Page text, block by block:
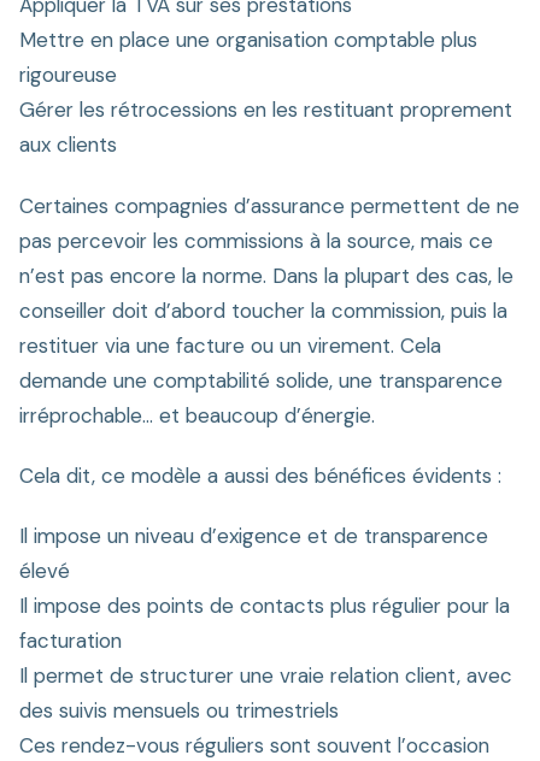
Mettre en place une organisation comptable plus
rigoureuse
Gérer les rétrocessions en les restituant proprement
aux clients
Certaines compagnies d’assurance permettent de ne
pas percevoir les commissions à la source, mais ce
n’est pas encore la norme. Dans la plupart des cas, le
conseiller doit d’abord toucher la commission, puis la
restituer via une facture ou un virement. Cela
demande une comptabilité solide, une transparence
irréprochable… et beaucoup d’énergie.
Cela dit, ce modèle a aussi des bénéfices évidents :
Il impose un niveau d’exigence et de transparence
élevé
Il impose des points de contacts plus régulier pour la
facturation
Il permet de structurer une vraie relation client, avec
des suivis mensuels ou trimestriels
Ces rendez-vous réguliers sont souvent l’occasion